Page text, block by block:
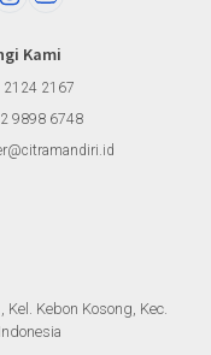
Kami
2124 2167
9898 6748
Kel. Kebon Kosong, Kec.